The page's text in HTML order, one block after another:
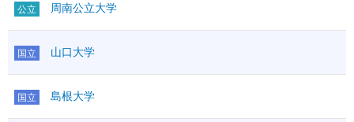
公立 周南公立大学
国立 山口大学
国立 島根大学